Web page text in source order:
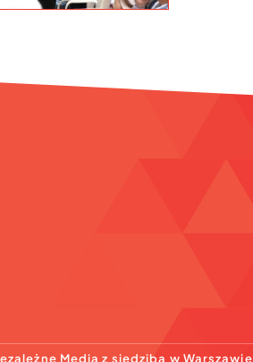
Media z siedzibą w Warszawie